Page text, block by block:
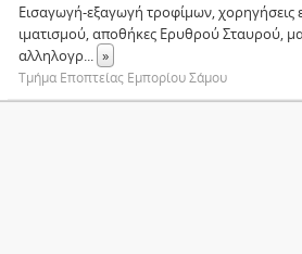
Εισαγωγή-εξαγωγή τροφίμων, χορηγήσεις
ιματισμού, αποθήκες Ερυθρού Σταυρού,
αλληλογρ... »
Τμήμα Εποπτείας Εμπορίου Σάμου